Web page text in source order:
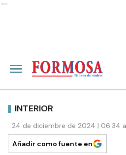
Ads
INTERIOR
24 de diciembre de 2024 | 06:34
Añadir como fuente en